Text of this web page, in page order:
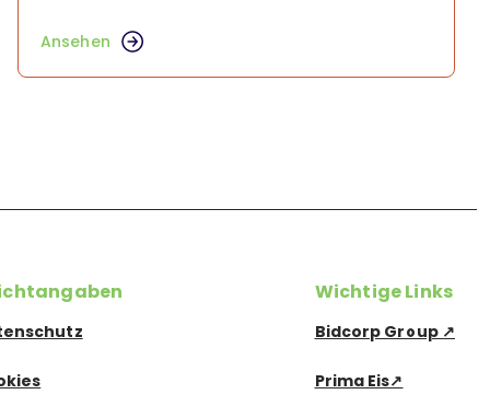
Ansehen
Wichtige Links
Bidcorp Group ↗
Prima Eis↗